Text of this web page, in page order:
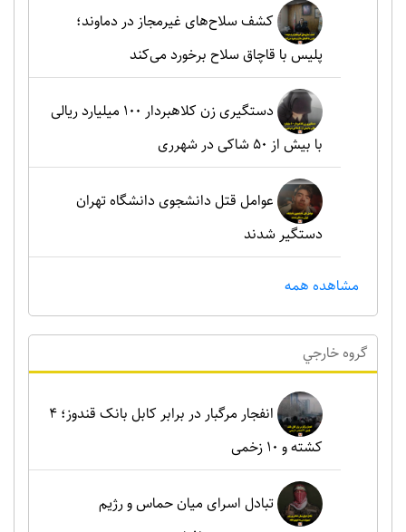
کشف سلاح‌های غیرمجاز در دماوند؛
پلیس با قاچاق سلاح برخورد می‌کند
دستگیری زن کلاهبردار ۱۰۰ میلیارد ریالی
با بیش از ۵۰ شاکی در شهرری
عوامل قتل دانشجوی دانشگاه تهران
دستگیر شدند
مشاهده همه
گروه خارجي
انفجار مرگبار در برابر کابل بانک قندوز؛ ۴
کشته و ۱۰ زخمی
تبادل اسرای میان حماس و رژیم